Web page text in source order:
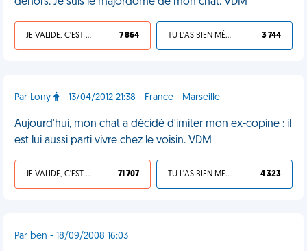
JE VALIDE, C'EST UNE VDM 7 864 TU L'AS BIEN MÉRITÉ 3 744
Par Lony - 13/04/2012 21:38 - France - Marseille
Aujourd'hui, mon chat a décidé d'imiter mon ex-copine : il
est lui aussi parti vivre chez le voisin. VDM
JE VALIDE, C'EST UNE VDM 71 707 TU L'AS BIEN MÉRITÉ 4 323
Par ben - 18/09/2008 16:03